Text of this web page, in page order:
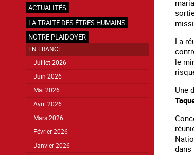
Navigation
principale
ACTUALITÉS
LA TRAITE DES ÊTRES HUMAINS
NOTRE PLAIDOYER
EN FRANCE
Juillet 2026
Juin 2026
Mai 2026
Avril 2026
Mars 2026
Février 2026
Janvier 2026
La
le
Une
dans